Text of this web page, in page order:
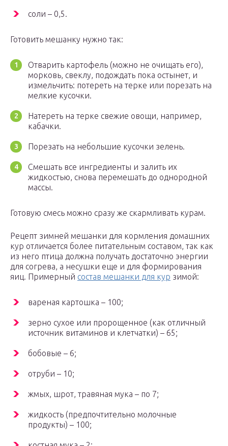
соли – 0,5.
Готовить мешанку нужно так:
Отварить картофель (можно не очищать его),
морковь, свеклу, подождать пока остынет, и
измельчить: потереть на терке или порезать на
мелкие кусочки.
Натереть на терке свежие овощи, например,
кабачки.
Порезать на небольшие кусочки зелень.
Смешать все ингредиенты и залить их
жидкостью, снова перемешать до однородной
массы.
Готовую смесь можно сразу же скармливать курам.
Рецепт зимней мешанки для кормления домашних
кур отличается более питательным составом, так как
из него птица должна получать достаточно энергии
для согрева, а несушки еще и для формирования
яиц. Примерный состав мешанки для кур зимой:
вареная картошка – 100;
зерно сухое или пророщенное (как отличный
источник витаминов и клетчатки) – 65;
бобовые – 6;
отруби – 10;
жмых, шрот, травяная мука – по 7;
жидкость (предпочтительно молочные
продукты) – 100;